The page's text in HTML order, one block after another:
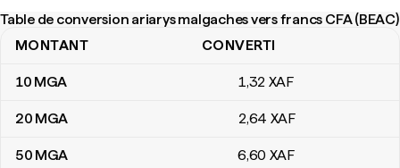
Table de conversion ariarys malgaches vers francs CFA (BEAC)
Table de conversion ariarys malgaches vers francs CFA (BEAC)
MONTANT CONVERTI
10 MGA 1,32 XAF
20 MGA 2,64 XAF
50 MGA 6,60 XAF